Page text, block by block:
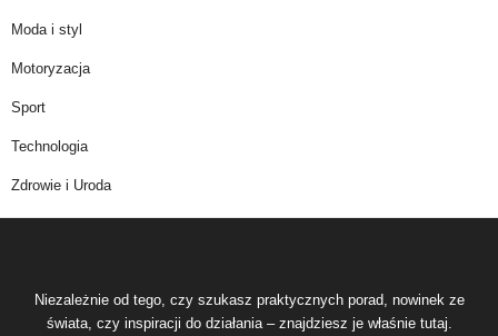
Moda i styl
Motoryzacja
Sport
Technologia
Zdrowie i Uroda
Niezależnie od tego, czy szukasz praktycznych porad, nowinek ze
świata, czy inspiracji do działania – znajdziesz je właśnie tutaj.